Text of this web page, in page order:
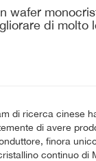
wafer
di
di ricerca cinese
di avere
finora
continuo di